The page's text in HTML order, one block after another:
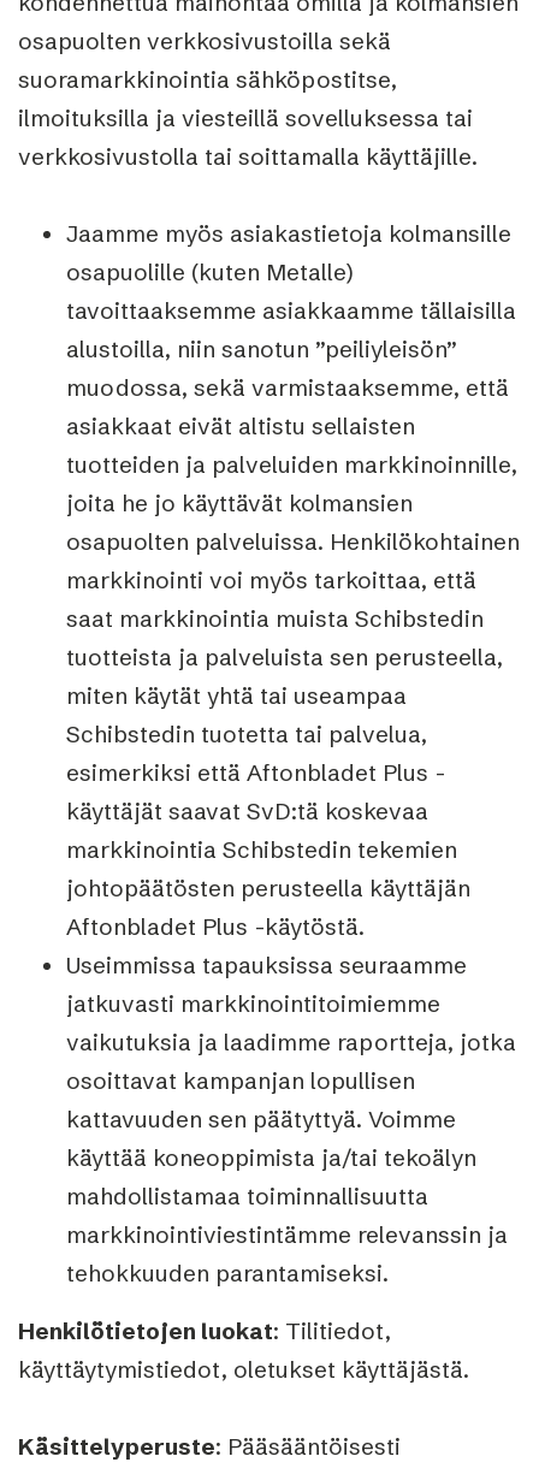
osapuolten verkkosivustoilla sekä
suoramarkkinointia sähköpostitse,
ilmoituksilla ja viesteillä sovelluksessa tai
verkkosivustolla tai soittamalla käyttäjille.
Jaamme myös asiakastietoja kolmansille
osapuolille (kuten Metalle)
tavoittaaksemme asiakkaamme tällaisilla
alustoilla, niin sanotun ”peiliyleisön”
muodossa, sekä varmistaaksemme, että
asiakkaat eivät altistu sellaisten
tuotteiden ja palveluiden markkinoinnille,
joita he jo käyttävät kolmansien
osapuolten palveluissa. Henkilökohtainen
markkinointi voi myös tarkoittaa, että
saat markkinointia muista Schibstedin
tuotteista ja palveluista sen perusteella,
miten käytät yhtä tai useampaa
Schibstedin tuotetta tai palvelua,
esimerkiksi että Aftonbladet Plus -
käyttäjät saavat SvD:tä koskevaa
markkinointia Schibstedin tekemien
johtopäätösten perusteella käyttäjän
Aftonbladet Plus -käytöstä.
Useimmissa tapauksissa seuraamme
jatkuvasti markkinointitoimiemme
vaikutuksia ja laadimme raportteja, jotka
osoittavat kampanjan lopullisen
kattavuuden sen päätyttyä. Voimme
käyttää koneoppimista ja/tai tekoälyn
mahdollistamaa toiminnallisuutta
markkinointiviestintämme relevanssin ja
tehokkuuden parantamiseksi.
Henkilötietojen luokat: Tilitiedot,
käyttäytymistiedot, oletukset käyttäjästä.
Käsittelyperuste: Pääsääntöisesti